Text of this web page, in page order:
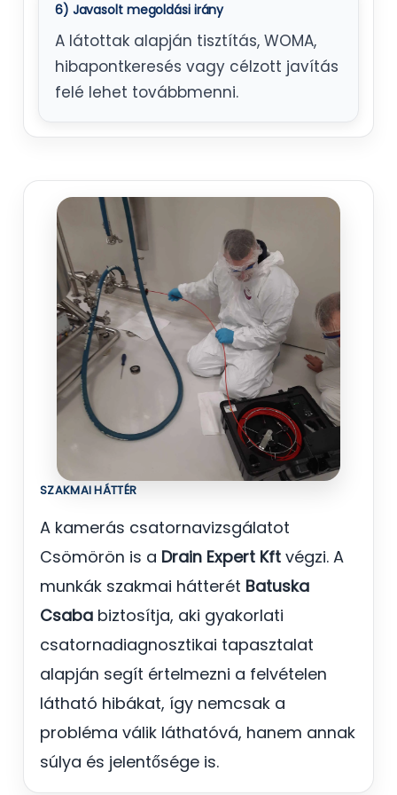
6) Javasolt megoldási irány
A látottak alapján tisztítás, WOMA,
hibapontkeresés vagy célzott javítás
felé lehet továbbmenni.
SZAKMAI HÁTTÉR
A kamerás csatornavizsgálatot
Csömörön is a Drain Expert Kft végzi. A
munkák szakmai hátterét Batuska
Csaba biztosítja, aki gyakorlati
csatornadiagnosztikai tapasztalat
alapján segít értelmezni a felvételen
látható hibákat, így nemcsak a
probléma válik láthatóvá, hanem annak
súlya és jelentősége is.